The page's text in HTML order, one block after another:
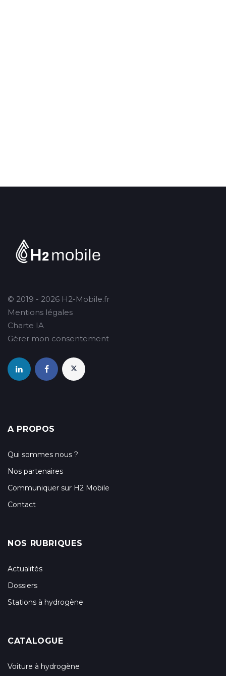
© 2019 - 2026 H2-Mobile.fr
Mentions légales
Charte IA
Gérer mon consentement
A PROPOS
Qui sommes nous ?
Nos partenaires
Communiquer sur H2 Mobile
Contact
NOS RUBRIQUES
Actualités
Dossiers
Stations à hydrogène
CATALOGUE
Voiture à hydrogène